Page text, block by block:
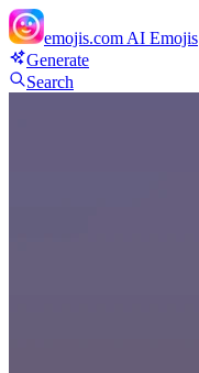
emojis.com AI Emojis
Generate
Search